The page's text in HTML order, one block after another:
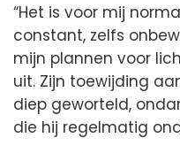
“Het is voor mij
constant, zelfs
mijn plannen voor
uit. Zijn toewijding
diep geworteld,
die hij regelmatig